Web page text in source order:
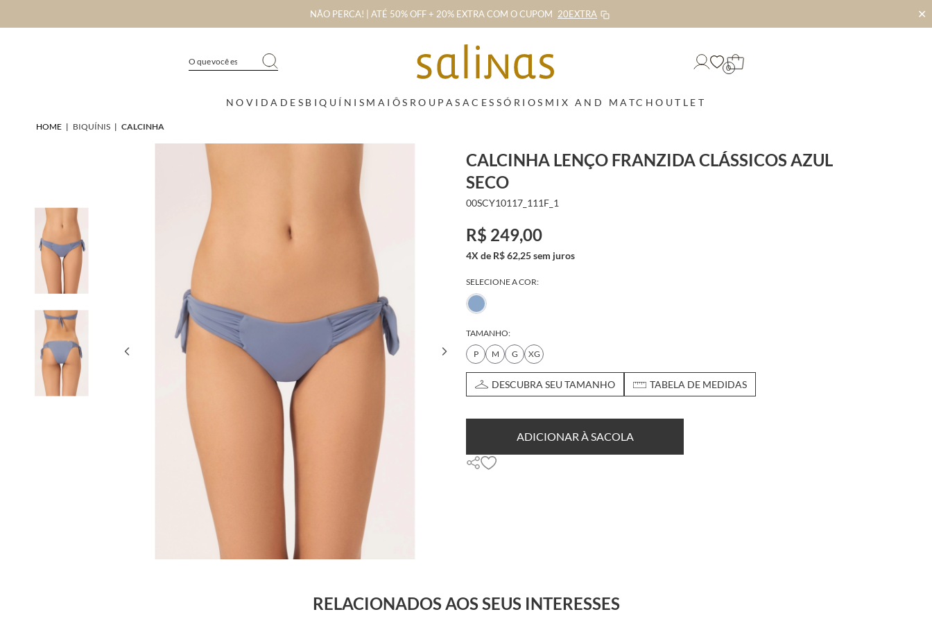
NÃO PERCA! | ATÉ 50% OFF + 20% EXTRA COM O CUPOM 20EXTRA ✕
0
NOVIDADES BIQUÍNIS MAIÔS ROUPAS ACESSÓRIOS MIX AND MATCHOUTLET
HOME | BIQUÍNIS | CALCINHA
CALCINHA LENÇO FRANZIDA CLÁSSICOS AZUL
SECO
00SCY10117_111F_1
R$ 249,00
4X de R$ 62,25 sem juros
SELECIONE A COR:
TAMANHO:
P
M G XG
DESCUBRA SEU TAMANHO TABELA DE MEDIDAS
ADICIONAR À SACOLA
RELACIONADOS AOS SEUS INTERESSES